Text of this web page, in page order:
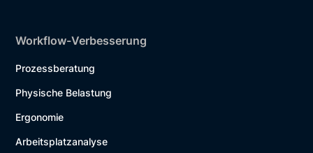
Workflow-Verbesserung
Prozessberatung
Physische Belastung
Ergonomie
Arbeitsplatzanalyse